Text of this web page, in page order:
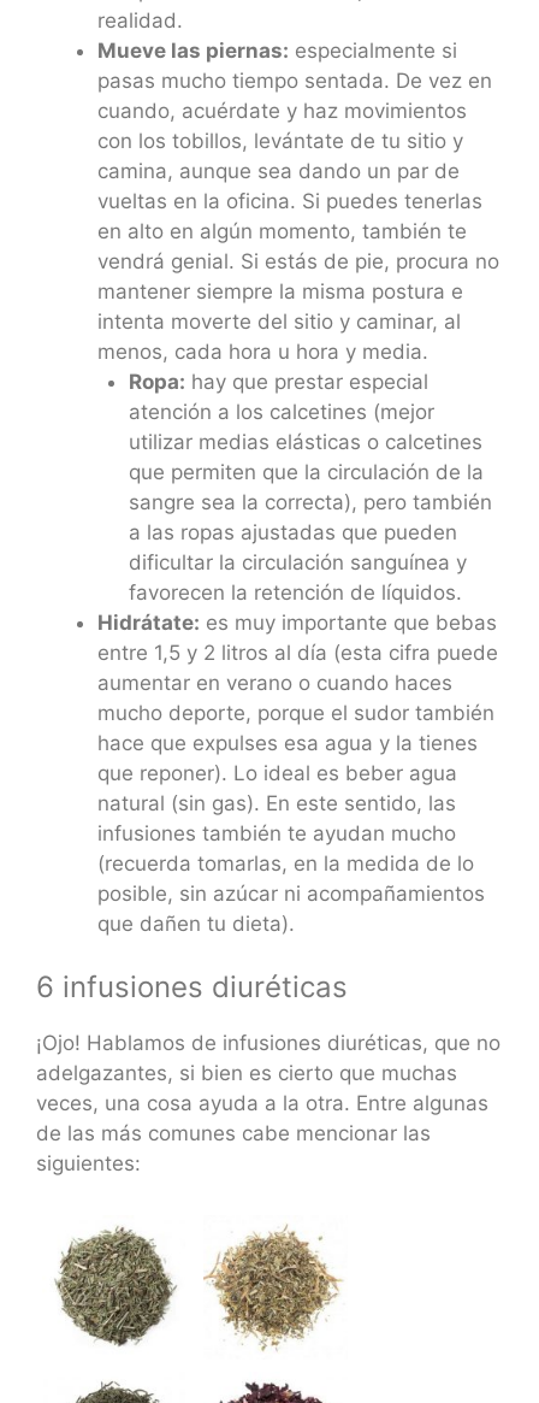
realidad.
Mueve las piernas: especialmente si
pasas mucho tiempo sentada. De vez en
cuando, acuérdate y haz movimientos
con los tobillos, levántate de tu sitio y
camina, aunque sea dando un par de
vueltas en la oficina. Si puedes tenerlas
en alto en algún momento, también te
vendrá genial. Si estás de pie, procura no
mantener siempre la misma postura e
intenta moverte del sitio y caminar, al
menos, cada hora u hora y media.
Ropa: hay que prestar especial
atención a los calcetines (mejor
utilizar medias elásticas o calcetines
que permiten que la circulación de la
sangre sea la correcta), pero también
a las ropas ajustadas que pueden
dificultar la circulación sanguínea y
favorecen la retención de líquidos.
Hidrátate: es muy importante que bebas
entre 1,5 y 2 litros al día (esta cifra puede
aumentar en verano o cuando haces
mucho deporte, porque el sudor también
hace que expulses esa agua y la tienes
que reponer). Lo ideal es beber agua
natural (sin gas). En este sentido, las
infusiones también te ayudan mucho
(recuerda tomarlas, en la medida de lo
posible, sin azúcar ni acompañamientos
que dañen tu dieta).
6 infusiones diuréticas
¡Ojo! Hablamos de infusiones diuréticas, que no
adelgazantes, si bien es cierto que muchas
veces, una cosa ayuda a la otra. Entre algunas
de las más comunes cabe mencionar las
siguientes: